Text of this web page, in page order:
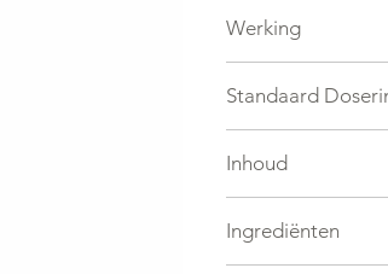
Werking
Standaard
Inhoud
Ingrediënten